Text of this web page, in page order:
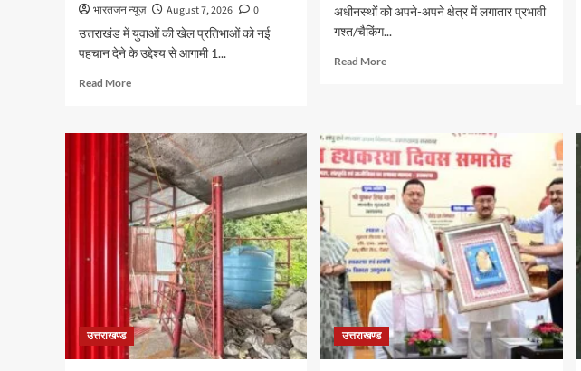
भारतजन न्यूज़ August 7, 2026
0
उत्तराखंड में युवाओं की खेल प्रतिभाओं को नई
पहचान देने के उद्देश्य से आगामी 1...
Read MoreRead
खेल
महाकुंभ
2026ः
01
सितंबर
से
सजेगा
मुख्यमंत्री
चौम्पियनशिप
ट्रॉफी
का
मंच,
न्याय
पंचायत
अधीनस्थों को अपने-अपने क्षेत्र में लगातार प्रभावी
गश्त/चैकिंग...
Read MoreRead
पर
जुआ
खेलने
वाले
अभियुक्तों
को
पुलिस
ने
किया
गिरफ्तार
उत्तराखण्ड उत्तराखण्ड